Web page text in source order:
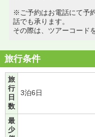
※ご予約はお電話にて予
話でも承ります。
その際は、ツアーコード
旅行条件
旅
行
日
数
3泊6日
最
少